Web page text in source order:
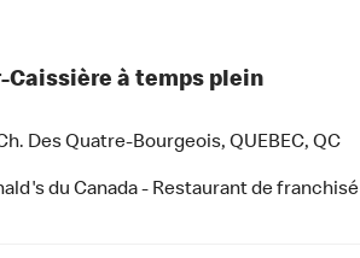
Caissière à temps plein
Des Quatre-Bourgeois, QUEBEC, QC
du Canada - Restaurant de franchisé